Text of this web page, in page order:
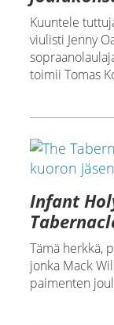
Kuuntele
viulisti Jenny
toimii Tomas
Infant
Tämä herkkä,
jonka Mack
paimenten